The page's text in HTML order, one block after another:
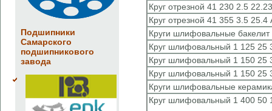
Подшипники
Самарского
подшипникового
завода
Круг отрезной 41 230 2.5
Круг отрезной 41 355 3.5 25.4
Круги шлифовальные бакелит
Круг шлифовальный 1 125 25
Круг шлифовальный 1 150 25
Круг шлифовальный 1 150 25
Круги шлифовальные
Круг шлифовальный 1 400 50